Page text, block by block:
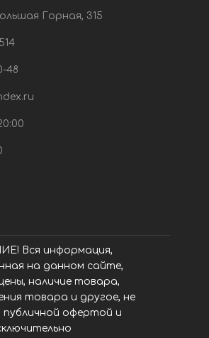
Горная, 315
48
Вся информация,
на данном сайте,
наличие товара,
товара и другое, не
публичной офертой и